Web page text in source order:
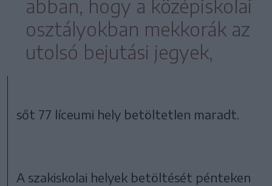
abban, hogy a középiskolai
osztályokban mekkorák az
utolsó bejutási jegyek,
sőt 77 líceumi hely betöltetlen maradt.
A szakiskolai helyek betöltését pénteken